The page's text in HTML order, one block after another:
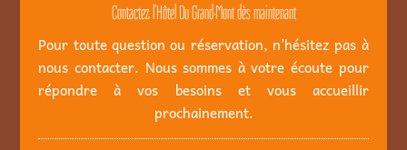
Contactez l’Hôtel Du Grand-Mont dès maintenant
Pour toute question ou réservation, n’hésitez pas à
nous contacter. Nous sommes à votre écoute pour
répondre à vos besoins et vous accueillir
prochainement.